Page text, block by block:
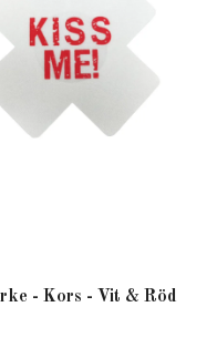
- Kors - Vit & Röd